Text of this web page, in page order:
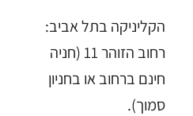
הקליניקה בתל אביב:
רחוב הזוהר 11 (חניה
חינם ברחוב או בחניון
סמוך).